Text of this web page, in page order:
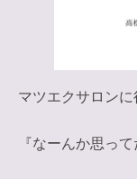
マツエクサロン
『なーんか思っ